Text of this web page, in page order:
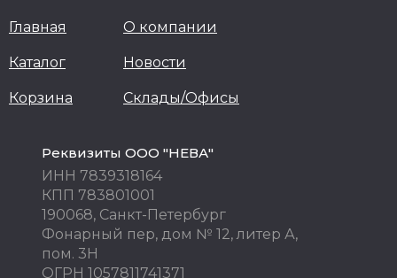
Главная
Каталог
Корзина
О компании
Новости
Склады/Офисы
Реквизиты ООО "НЕВА"
ИНН 7839318164
КПП 783801001
190068, Санкт-Петербург
Фонарный пер, дом № 12, литер А,
пом. 3Н
ОГРН 1057811741371